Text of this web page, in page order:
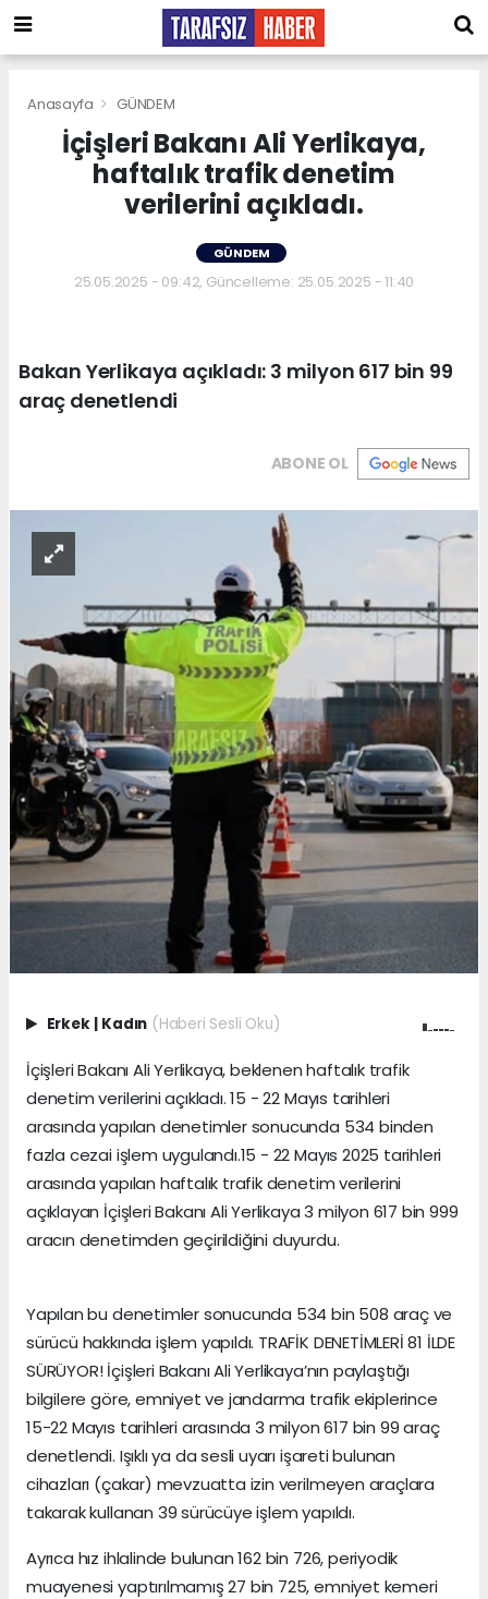
Anasayfa GÜNDEM
İçişleri Bakanı Ali Yerlikaya,
haftalık trafik denetim
verilerini açıkladı.
GÜNDEM
25.05.2025 - 09:42, Güncelleme: 25.05.2025 - 11:40
Bakan Yerlikaya açıkladı: 3 milyon 617 bin 99
araç denetlendi
ABONE OL
Erkek | Kadın (Haberi Sesli Oku)
İçişleri Bakanı Ali Yerlikaya, beklenen haftalık trafik
denetim verilerini açıkladı. 15 - 22 Mayıs tarihleri
arasında yapılan denetimler sonucunda 534 binden
fazla cezai işlem uygulandı.15 - 22 Mayıs 2025 tarihleri
arasında yapılan haftalık trafik denetim verilerini
açıklayan İçişleri Bakanı Ali Yerlikaya 3 milyon 617 bin 999
aracın denetimden geçirildiğini duyurdu.
Yapılan bu denetimler sonucunda 534 bin 508 araç ve
sürücü hakkında işlem yapıldı. TRAFİK DENETİMLERİ 81 İLDE
SÜRÜYOR! İçişleri Bakanı Ali Yerlikaya’nın paylaştığı
bilgilere göre, emniyet ve jandarma trafik ekiplerince
15-22 Mayıs tarihleri arasında 3 milyon 617 bin 99 araç
denetlendi. Işıklı ya da sesli uyarı işareti bulunan
cihazları (çakar) mevzuatta izin verilmeyen araçlara
takarak kullanan 39 sürücüye işlem yapıldı.
Ayrıca hız ihlalinde bulunan 162 bin 726, periyodik
muayenesi yaptırılmamış 27 bin 725, emniyet kemeri